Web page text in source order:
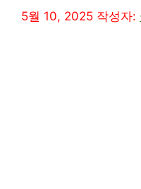
5월 10, 2025 작성자: